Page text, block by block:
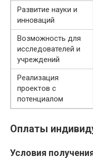
Развитие науки и
инноваций
Возможность для
исследователей и
учреждений
Реализация
проектов с
потенциалом
Оплаты
Условия